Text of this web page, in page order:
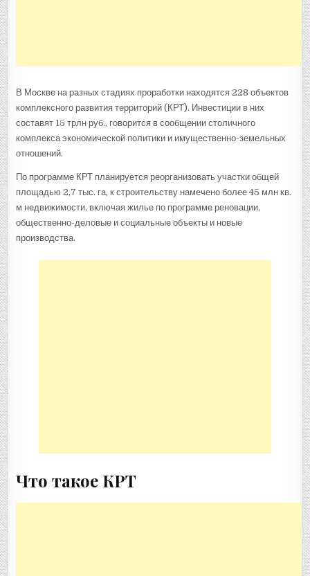
В Москве на разных стадиях проработки находятся 228 объектов
комплексного развития территорий (КРТ). Инвестиции в них
составят 15 трлн руб., говорится в сообщении столичного
комплекса экономической политики и имущественно-земельных
отношений.
По программе КРТ планируется реорганизовать участки общей
площадью 2,7 тыс. га, к строительству намечено более 45 млн кв.
м недвижимости, включая жилье по программе реновации,
общественно-деловые и социальные объекты и новые
производства.
Что такое КРТ